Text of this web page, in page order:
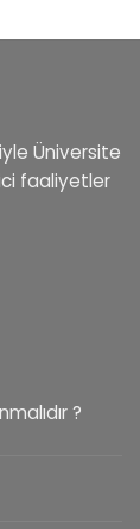
Üniversite
faaliyetler
?